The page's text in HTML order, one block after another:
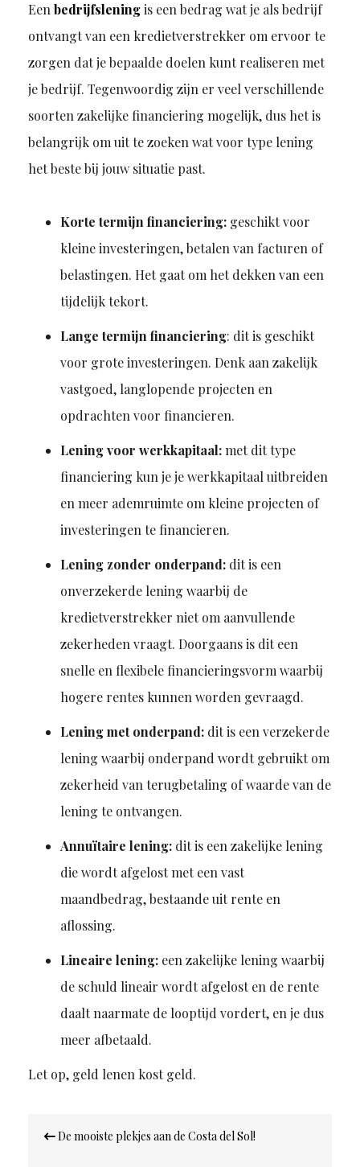
Eenbedrijfsleningis een bedrag wat je als bedrijf
ontvangt van een kredietverstrekker om ervoor te
zorgen dat je bepaalde doelen kunt realiseren met
je bedrijf. Tegenwoordig zijn er veel verschillende
soorten zakelijke financiering mogelijk, dus het is
belangrijk om uit te zoeken wat voor type lening
het beste bij jouw situatie past.
Korte termijn financiering:geschikt voor
kleine investeringen, betalen van facturen of
belastingen. Het gaat om het dekken van een
tijdelijk tekort.
Lange termijn financiering: dit is geschikt
voor grote investeringen. Denk aan zakelijk
vastgoed, langlopende projecten en
opdrachten voor financieren.
Lening voor werkkapitaal:met dit type
financiering kun je je werkkapitaal uitbreiden
en meer ademruimte om kleine projecten of
investeringen te financieren.
Lening zonder onderpand: dit is een
onverzekerde lening waarbij de
kredietverstrekker niet om aanvullende
zekerheden vraagt. Doorgaans is dit een
snelle en flexibele financieringsvorm waarbij
hogere rentes kunnen worden gevraagd.
Lening met onderpand: dit is een verzekerde
lening waarbij onderpand wordt gebruikt om
zekerheid van terugbetaling of waarde van de
lening te ontvangen.
Annuïtaire lening: dit is een zakelijke lening
die wordt afgelost met een vast
maandbedrag, bestaande uit rente en
aflossing.
Lineaire lening: een zakelijke lening waarbij
de schuld lineair wordt afgelost en de rente
daalt naarmate de looptijd vordert, en je dus
meer afbetaald.
Let op, geld lenen kost geld.
navigatie
De mooiste plekjes aan de Costa del Sol!